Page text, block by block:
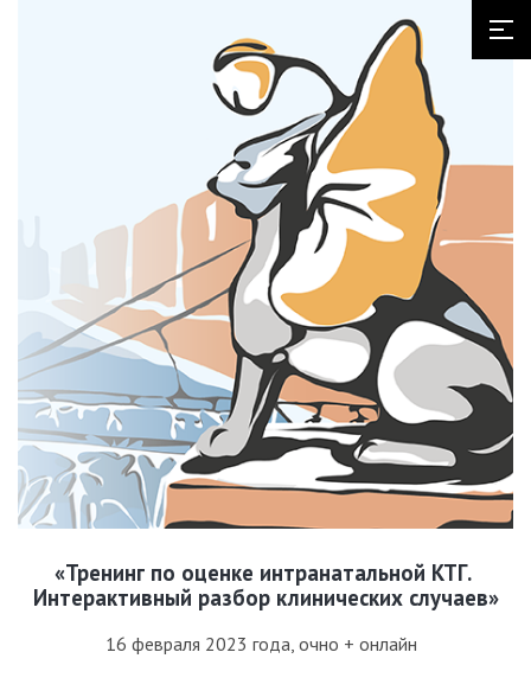
«Тренинг по оценке интранатальной КТГ.
Интерактивный разбор клинических случаев»
16 февраля 2023 года, очно + онлайн